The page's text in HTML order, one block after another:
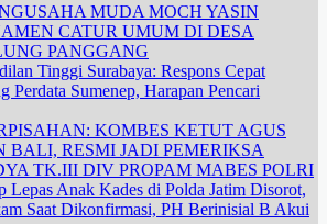
MUDA MOCH YASIN
CATUR UMUM DI DESA
PANGGANG
Tinggi Surabaya: Respons Cepat
Perdata Sumenep, Harapan Pencari
KOMBES KETUT AGUS
BALI, RESMI JADI PEMERIKSA
TK.III DIV PROPAM MABES POLRI
Lepas Anak Kades di Polda Jatim Disorot,
Saat Dikonfirmasi, PH Berinisial B Akui